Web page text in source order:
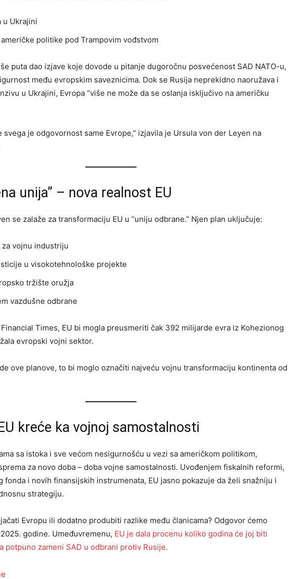
u Ukrajini
politike pod Trampovim vođstvom
puta dao izjave koje dovode u pitanje dugoročnu posvećenost SAD NATO-u,
među evropskim saveznicima. Dok se Rusija neprekidno naoružava i
u Ukrajini, Evropa “više ne može da se oslanja isključivo na američku
svega je odgovornost same Evrope,” izjavila je Ursula von der Leyen na
unija” – nova realnost EU
se zalaže za transformaciju EU u “uniju odbrane.” Njen plan uključuje:
za vojnu industriju
u visokotehnološke projekte
tržište oružja
vazdušne odbrane
Times, EU bi mogla preusmeriti čak 392 milijarde evra iz Kohezionog
evropski vojni sektor.
ove planove, to bi moglo označiti najveću vojnu transformaciju kontinenta od
kreće ka vojnoj samostalnosti
sa istoka i sve većom nesigurnošću u vezi sa američkom politikom,
za novo doba – doba vojne samostalnosti. Uvođenjem fiskalnih reformi,
fonda i novih finansijskih instrumenata, EU jasno pokazuje da želi snažniju i
strategiju.
Evropu ili dodatno produbiti razlike među članicama? Odgovor ćemo
godine. Umeđuvremenu, EU je dala procenu koliko godina će joj biti
potpuno zameni SAD u odbrani protiv Rusije.